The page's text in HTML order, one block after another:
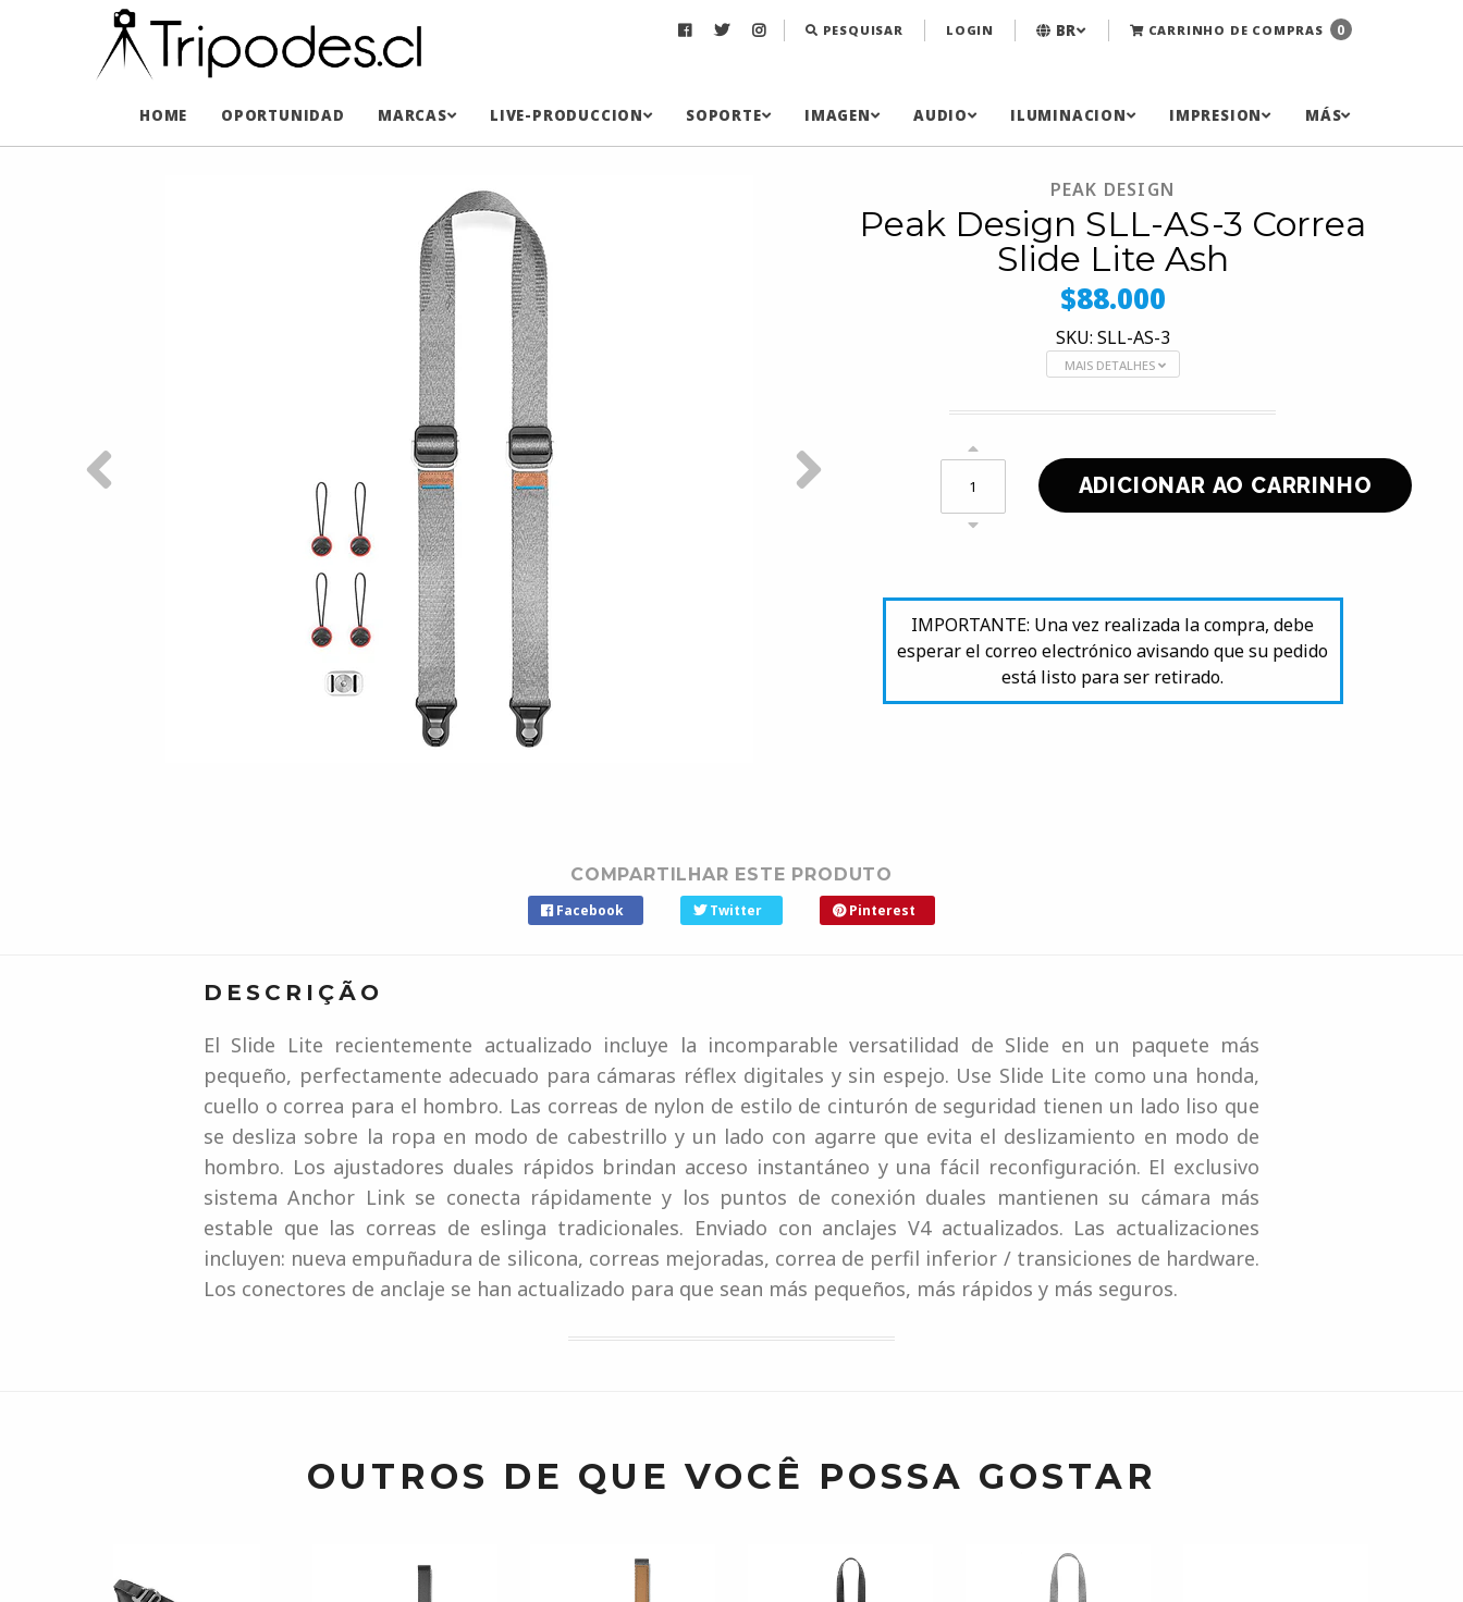
PESQUISAR LOGIN BR CARRINHO DE COMPRAS 0
HOME OPORTUNIDAD MARCAS LIVE-PRODUCCION SOPORTE IMAGEN AUDIO ILUMINACION IMPRESION MÁS
PEAK DESIGN
Peak Design SLL-AS-3 Correa
Slide Lite Ash
$88.000
SKU: SLL-AS-3
MAIS DETALHES
IMPORTANTE: Una vez realizada la compra, debe
esperar el correo electrónico avisando que su pedido
está listo para ser retirado.
COMPARTILHAR ESTE PRODUTO
Facebook Twitter Pinterest
DESCRIÇÃO
El Slide Lite recientemente actualizado incluye la incomparable versatilidad de Slide en un paquete más
pequeño, perfectamente adecuado para cámaras réflex digitales y sin espejo. Use Slide Lite como una honda,
cuello o correa para el hombro. Las correas de nylon de estilo de cinturón de seguridad tienen un lado liso que
se desliza sobre la ropa en modo de cabestrillo y un lado con agarre que evita el deslizamiento en modo de
hombro. Los ajustadores duales rápidos brindan acceso instantáneo y una fácil reconfiguración. El exclusivo
sistema Anchor Link se conecta rápidamente y los puntos de conexión duales mantienen su cámara más
estable que las correas de eslinga tradicionales. Enviado con anclajes V4 actualizados. Las actualizaciones
incluyen: nueva empuñadura de silicona, correas mejoradas, correa de perfil inferior / transiciones de hardware.
Los conectores de anclaje se han actualizado para que sean más pequeños, más rápidos y más seguros.
OUTROS DE QUE VOCÊ POSSA GOSTAR